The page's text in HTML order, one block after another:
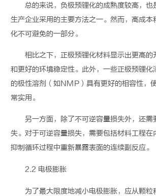
总的来说，负极预锂化的成熟度较高，也
生产企业采用的主要方法之一。然而，高成本
化不可避免的一部分。
相比之下，正极预锂化材料显示出更高的
和更好的环境稳定性。此外，一些正极预锂化
的极性溶剂（如NMP ）具有更好的相容性，
常实用。
另一方面，除了不可逆容量损失外，还需
失。对于可逆容量损失，需要包括材料工程在
抑制循环过程中重新暴露表面的连续副反应。
2.2 电极膨胀
为了最大限度地减小电极膨胀，应从颗粒